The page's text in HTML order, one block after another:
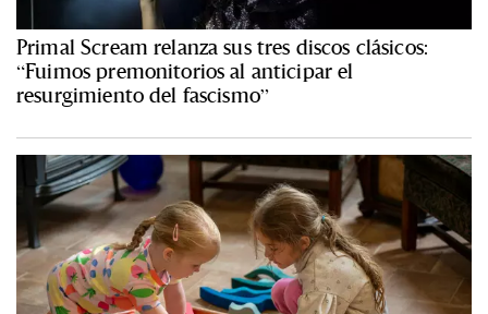
Primal Scream relanza sus tres discos clásicos:
“Fuimos premonitorios al anticipar el
resurgimiento del fascismo”